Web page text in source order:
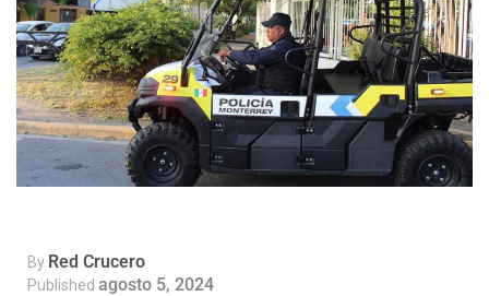
By Red Crucero
Published agosto 5, 2024